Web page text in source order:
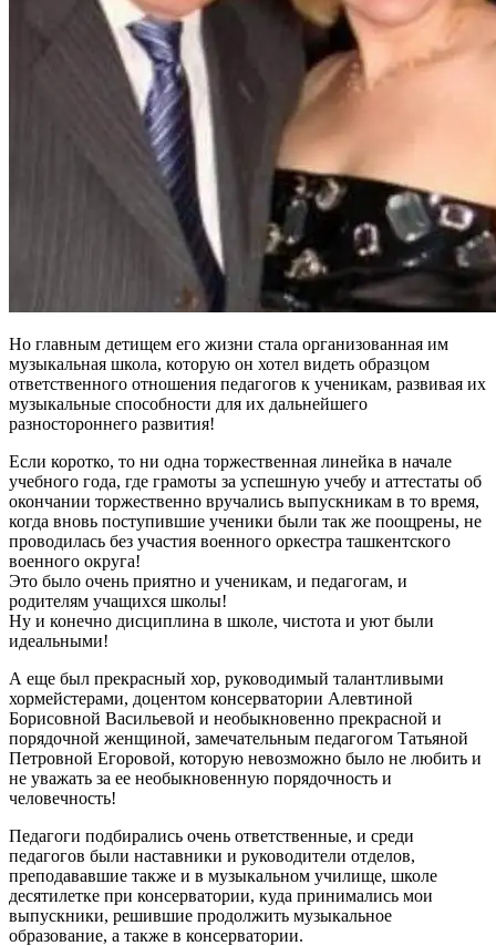
Но главным детищем его жизни стала организованная им
музыкальная школа, которую он хотел видеть образцом
ответственного отношения педагогов к ученикам, развивая их
музыкальные способности для их дальнейшего
разностороннего развития!
Если коротко, то ни одна торжественная линейка в начале
учебного года, где грамоты за успешную учебу и аттестаты об
окончании торжественно вручались выпускникам в то время,
когда вновь поступившие ученики были так же поощрены, не
проводилась без участия военного оркестра ташкентского
военного округа!
Это было очень приятно и ученикам, и педагогам, и
родителям учащихся школы!
Ну и конечно дисциплина в школе, чистота и уют были
идеальными!
А еще был прекрасный хор, руководимый талантливыми
хормейстерами, доцентом консерватории Алевтиной
Борисовной Васильевой и необыкновенно прекрасной и
порядочной женщиной, замечательным педагогом Татьяной
Петровной Егоровой, которую невозможно было не любить и
не уважать за ее необыкновенную порядочность и
человечность!
Педагоги подбирались очень ответственные, и среди
педагогов были наставники и руководители отделов,
преподававшие также и в музыкальном училище, школе
десятилетке при консерватории, куда принимались мои
выпускники, решившие продолжить музыкальное
образование, а также в консерватории.